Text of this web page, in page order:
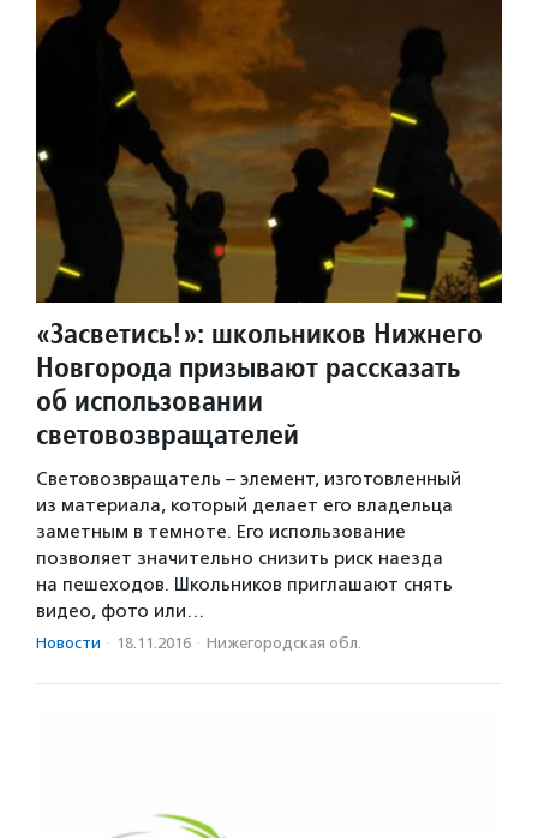
«Засветись!»: школьников Нижнего
Новгорода призывают рассказать
об использовании
световозвращателей
Световозвращатель – элемент, изготовленный
из материала, который делает его владельца
заметным в темноте. Его использование
позволяет значительно снизить риск наезда
на пешеходов. Школьников приглашают снять
видео, фото или…
Новости · 18.11.2016 · Нижегородская обл.